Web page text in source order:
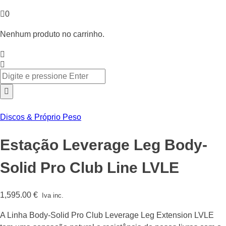
0
Nenhum produto no carrinho.
Discos & Próprio Peso
Estação Leverage Leg Body-
Solid Pro Club Line LVLE
1,595.00 € Iva inc.
A Linha Body-Solid Pro Club Leverage Leg Extension LVLE